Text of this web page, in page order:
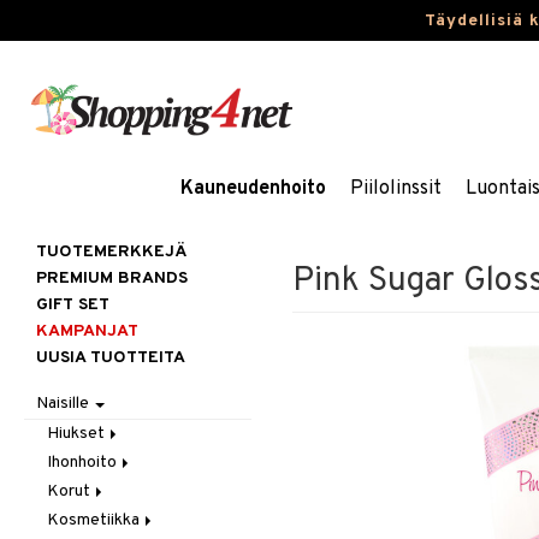
Täydellisiä
Kauneudenhoito Piilolinssit
Pink Sugar
TUOTEMERKKEJÄ
PREMIUM BRANDS
GIFT SET
KAMPANJAT
UUSIA TUOTTEITA
Naisille
Hiukset
Gift Set
Harjat / Kammat
Hiuskuurit
Ihonhoito
Aurinkotuotteet
Erikoistuotteet
Korut
Kaulakorut
Kosmetiikka